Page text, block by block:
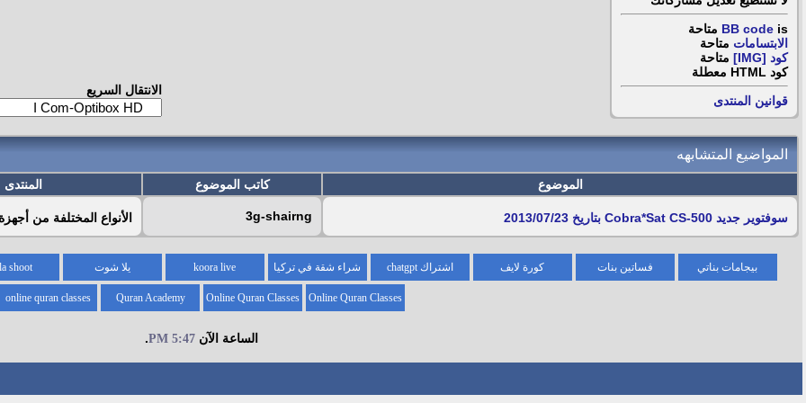
BB code is
متاحة
الابتسامات متاحة
كود [IMG]
متاحة
كود HTML
معطلة
قوانين المنتدى
الانتقال السريع
المواضيع المتشابهه
الموضوع كاتب الموضوع المنتدى
سوفتوير جديد Cobra*Sat CS-500 بتاريخ 2013/07/23 3g-shairng الأنواع المختلفة من أجهزة HD
بيجامات بناتي فساتين بنات كورة لايف اشتراك chatgpt شراء شقة في تركيا koora live يلا شوت shoot
Online Quran Classes
Online Quran Classes
Quran Academy
online quran classes
الساعة الآن 5:47 PM
.